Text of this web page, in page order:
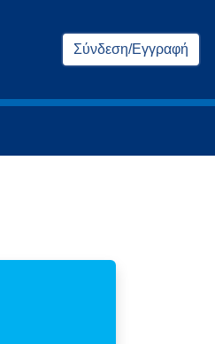
Σύνδεση/Εγγραφή